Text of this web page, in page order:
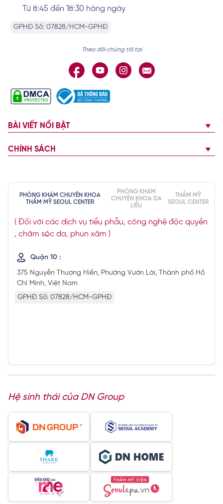
Từ 8:45 đến 18:30 hàng ngày
GPHĐ Số: 07828/HCM-GPHĐ
Theo dõi chúng tôi tại
BÀI VIẾT NỔI BẬT
CHÍNH SÁCH
PHÒNG KHÁM CHUYÊN KHOA
THẨM MỸ SEOUL CENTER
PHÒNG KHÁM
CHUYÊN KHOA DA
LIỄU
THẨM MỸ
SEOUL CENTER
( Đối với các dịch vụ tiểu phẫu, công nghệ độc quyền
, chăm sóc da, phun xăm )
Quận 10 :
375 Nguyễn Thượng Hiền, Phường Vườn Lài, Thành phố Hồ
Chí Minh, Việt Nam
GPHĐ Số: 07828/HCM-GPHĐ
Hệ sinh thái của DN Group